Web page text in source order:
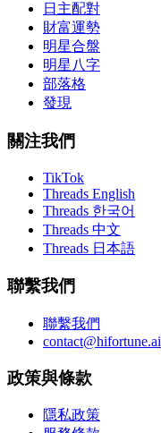
日主配對
財富運勢
明星合盤
明星八字
部落格
發現
關注我們
TikTok
Threads English
Threads 한국어
Threads 中文
Threads 日本語
聯繫我們
聯繫我們
contact@hifortune.ai
政策與條款
隱私政策